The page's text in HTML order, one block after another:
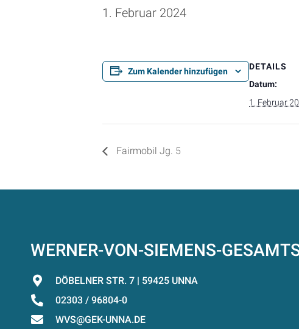
1. Februar 2024
Zum Kalender hinzufügen
DETAILS
Datum:
1. Februar
Fairmobil Jg. 5
WERNER-VON-SIEMENS-
DÖBELNER STR. 7 | 59425 UNNA
02303 / 96804-0
WVS@GEK-UNNA.DE